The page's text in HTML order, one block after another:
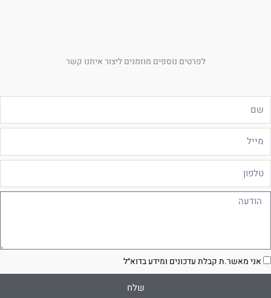
לפרטים נוספים מוזמנים ליצור איתנו קשר
אני מאשר.ת קבלת עדכונים ומידע בדוא״ל
שלח